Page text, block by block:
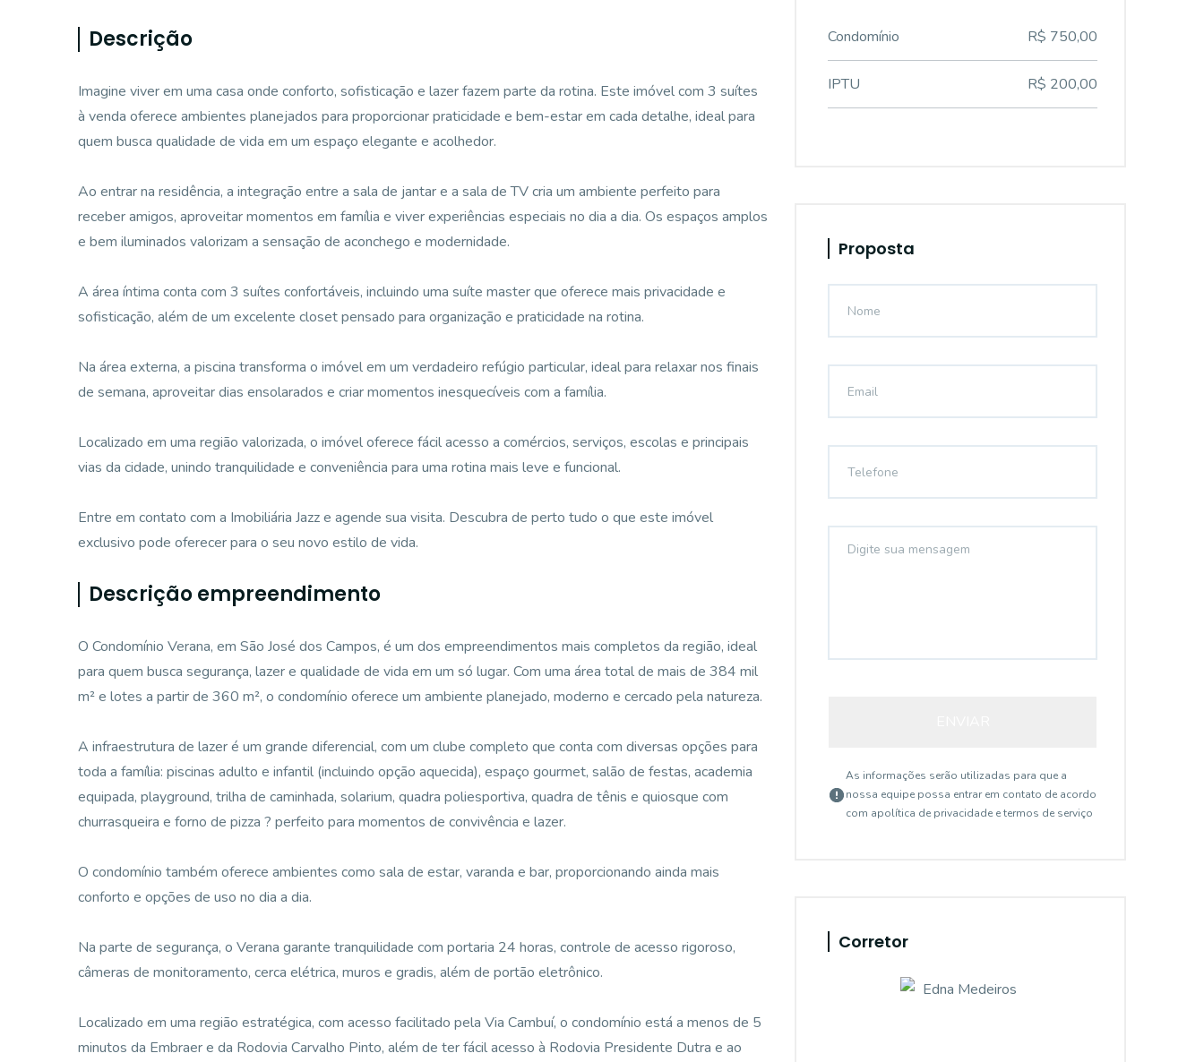
Descrição
Imagine viver em uma casa onde conforto, sofisticação e lazer fazem parte da rotina. Este imóvel com 3 suítes
à venda oferece ambientes planejados para proporcionar praticidade e bem-estar em cada detalhe, ideal para
quem busca qualidade de vida em um espaço elegante e acolhedor.
Ao entrar na residência, a integração entre a sala de jantar e a sala de TV cria um ambiente perfeito para
receber amigos, aproveitar momentos em família e viver experiências especiais no dia a dia. Os espaços amplos
e bem iluminados valorizam a sensação de aconchego e modernidade.
A área íntima conta com 3 suítes confortáveis, incluindo uma suíte master que oferece mais privacidade e
sofisticação, além de um excelente closet pensado para organização e praticidade na rotina.
Na área externa, a piscina transforma o imóvel em um verdadeiro refúgio particular, ideal para relaxar nos finais
de semana, aproveitar dias ensolarados e criar momentos inesquecíveis com a família.
Localizado em uma região valorizada, o imóvel oferece fácil acesso a comércios, serviços, escolas e principais
vias da cidade, unindo tranquilidade e conveniência para uma rotina mais leve e funcional.
Entre em contato com a Imobiliária Jazz e agende sua visita. Descubra de perto tudo o que este imóvel
exclusivo pode oferecer para o seu novo estilo de vida.
Descrição empreendimento
O Condomínio Verana, em São José dos Campos, é um dos empreendimentos mais completos da região, ideal
para quem busca segurança, lazer e qualidade de vida em um só lugar. Com uma área total de mais de 384 mil
m² e lotes a partir de 360 m², o condomínio oferece um ambiente planejado, moderno e cercado pela natureza.
A infraestrutura de lazer é um grande diferencial, com um clube completo que conta com diversas opções para
toda a família: piscinas adulto e infantil (incluindo opção aquecida), espaço gourmet, salão de festas, academia
equipada, playground, trilha de caminhada, solarium, quadra poliesportiva, quadra de tênis e quiosque com
churrasqueira e forno de pizza ? perfeito para momentos de convivência e lazer.
O condomínio também oferece ambientes como sala de estar, varanda e bar, proporcionando ainda mais
conforto e opções de uso no dia a dia.
Na parte de segurança, o Verana garante tranquilidade com portaria 24 horas, controle de acesso rigoroso,
câmeras de monitoramento, cerca elétrica, muros e gradis, além de portão eletrônico.
Localizado em uma região estratégica, com acesso facilitado pela Via Cambuí, o condomínio está a menos de 5
minutos da Embraer e da Rodovia Carvalho Pinto, além de ter fácil acesso à Rodovia Presidente Dutra e ao
Condomínio R$ 750,00
IPTU R$ 200,00
Proposta
As informações serão utilizadas para que a
nossa equipe possa entrar em contato de acordo
com apolítica de privacidade e termos de serviço
Corretor